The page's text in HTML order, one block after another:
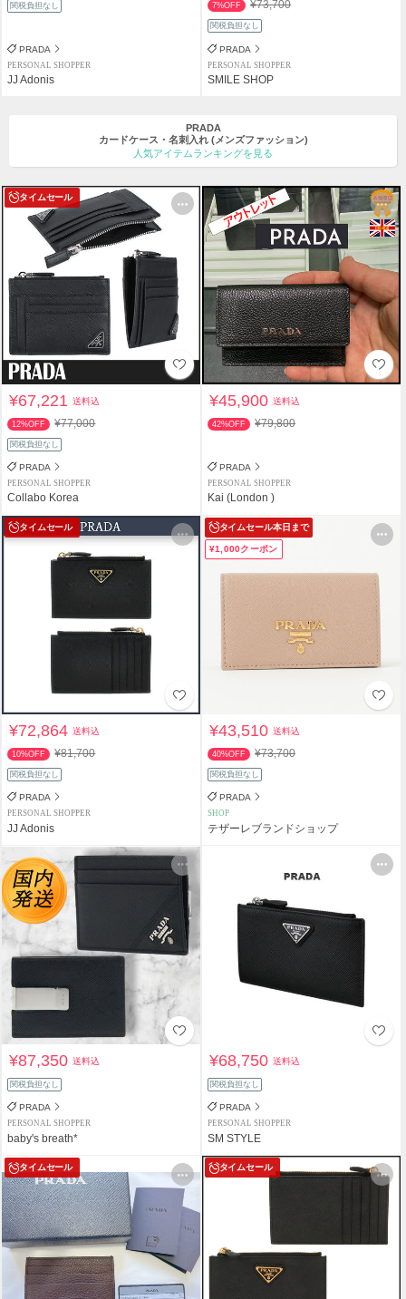
関税負担なし
PRADA
PERSONAL SHOPPER
JJ Adonis
7%OFF ¥73,700
関税負担なし
PRADA
PERSONAL SHOPPER
SMILE SHOP
PRADA
カードケース・名刺入れ (メンズファッション)
人気アイテムランキングを見る
タイムセール
¥67,221送料込
12%OFF ¥77,000
関税負担なし
PRADA
PERSONAL SHOPPER
Collabo Korea
¥45,900送料込
42%OFF ¥79,800
PRADA
PERSONAL SHOPPER
Kai (London )
タイムセール
¥72,864送料込
10%OFF ¥81,700
関税負担なし
PRADA
PERSONAL SHOPPER
JJ Adonis
タイムセール本日まで
¥1,000クーポン
¥43,510送料込
40%OFF ¥73,700
関税負担なし
PRADA
SHOP
テザーレブランドショップ
¥87,350送料込
関税負担なし
PRADA
PERSONAL SHOPPER
baby's breath*
¥68,750送料込
関税負担なし
PRADA
PERSONAL SHOPPER
SM STYLE
タイムセール タイムセール